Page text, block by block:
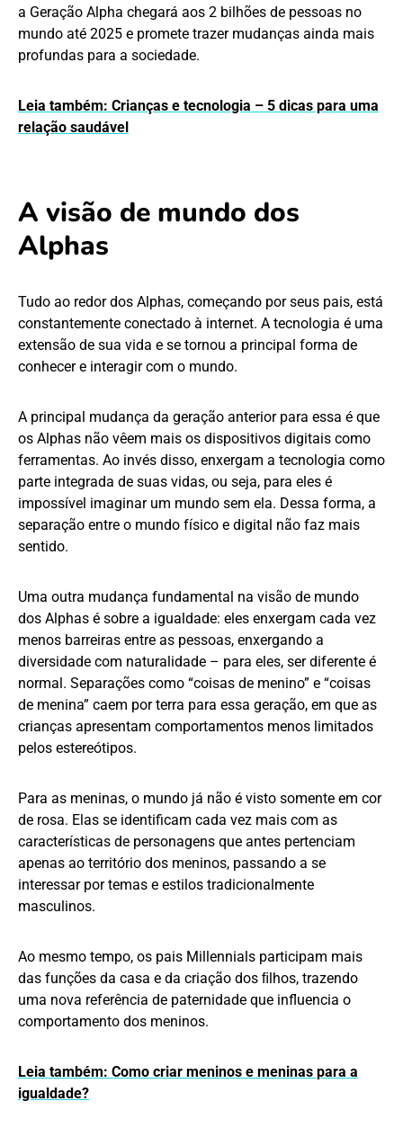
a Geração Alpha chegará aos 2 bilhões de pessoas no
mundo até 2025 e promete trazer mudanças ainda mais
profundas para a sociedade.
Leia também: Crianças e tecnologia – 5 dicas para uma
relação saudável
A visão de mundo dos
Alphas
Tudo ao redor dos Alphas, começando por seus pais, está
constantemente conectado à internet. A tecnologia é uma
extensão de sua vida e se tornou a principal forma de
conhecer e interagir com o mundo.
A principal mudança da geração anterior para essa é que
os Alphas não vêem mais os dispositivos digitais como
ferramentas. Ao invés disso, enxergam a tecnologia como
parte integrada de suas vidas, ou seja, para eles é
impossível imaginar um mundo sem ela. Dessa forma, a
separação entre o mundo físico e digital não faz mais
sentido.
Uma outra mudança fundamental na visão de mundo
dos Alphas é sobre a igualdade: eles enxergam cada vez
menos barreiras entre as pessoas, enxergando a
diversidade com naturalidade – para eles, ser diferente é
normal. Separações como “coisas de menino” e “coisas
de menina” caem por terra para essa geração, em que as
crianças apresentam comportamentos menos limitados
pelos estereótipos.
Para as meninas, o mundo já não é visto somente em cor
de rosa. Elas se identificam cada vez mais com as
características de personagens que antes pertenciam
apenas ao território dos meninos, passando a se
interessar por temas e estilos tradicionalmente
masculinos.
Ao mesmo tempo, os pais Millennials participam mais
das funções da casa e da criação dos ﬁlhos, trazendo
uma nova referência de paternidade que influencia o
comportamento dos meninos.
Leia também: Como criar meninos e meninas para a
igualdade?